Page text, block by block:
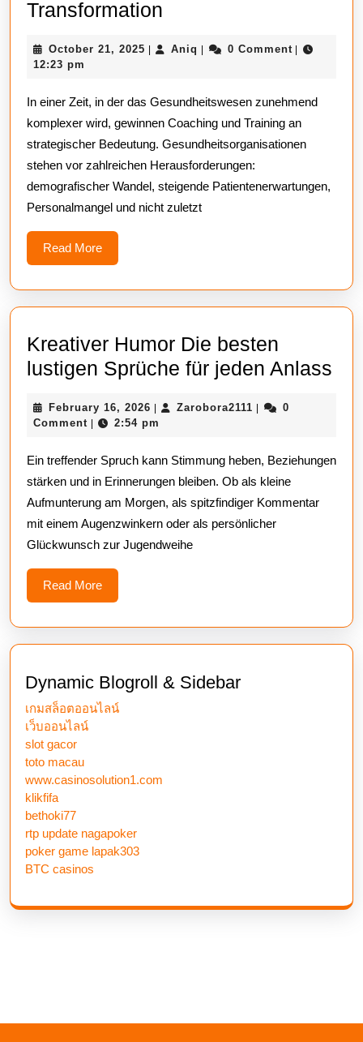
Transformation
Training
Gesundheitswesen
–
Mit
Meditec
Consulting
October 21, 2025 October
Aniq Aniq 0 Comment
12:23 pm
In einer Zeit, in der das Gesundheitswesen zunehmend
komplexer wird, gewinnen Coaching und Training an
strategischer Bedeutung. Gesundheitsorganisationen
stehen vor zahlreichen Herausforderungen:
demografischer Wandel, steigende Patientenerwartungen,
Personalmangel und nicht zuletzt
Read MoreRead
More
Kreativer Humor Die besten
lustigen Sprüche für jeden Anlass
February 16, 2026 February
16,
Zarobora2111 Zarobora2111
0
Comment
2:54 pm
Ein treffender Spruch kann Stimmung heben, Beziehungen
stärken und in Erinnerungen bleiben. Ob als kleine
Aufmunterung am Morgen, als spitzfindiger Kommentar
mit einem Augenzwinkern oder als persönlicher
Glückwunsch zur Jugendweihe
Read MoreRead
More
Dynamic Blogroll & Sidebar
เกมสล็อตออนไลน์
เว็บออนไลน์
slot gacor
toto macau
www.casinosolution1.com
klikfifa
bethoki77
rtp update nagapoker
poker game lapak303
BTC casinos